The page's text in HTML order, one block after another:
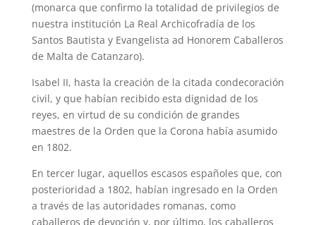
(monarca que confirmo la totalidad de privilegios de
nuestra institución La Real Archicofradía de los
Santos Bautista y Evangelista ad Honorem Caballeros
de Malta de Catanzaro).
Isabel II, hasta la creación de la citada condecoración
civil, y que habían recibido esta dignidad de los
reyes, en virtud de su condición de grandes
maestres de la Orden que la Corona había asumido
en 1802.
En tercer lugar, aquellos escasos españoles que, con
posterioridad a 1802, habían ingresado en la Orden
a través de las autoridades romanas, como
caballeros de devoción y, por último, los caballeros